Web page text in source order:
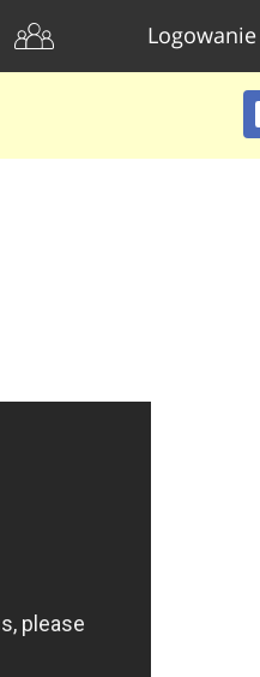
Logowanie